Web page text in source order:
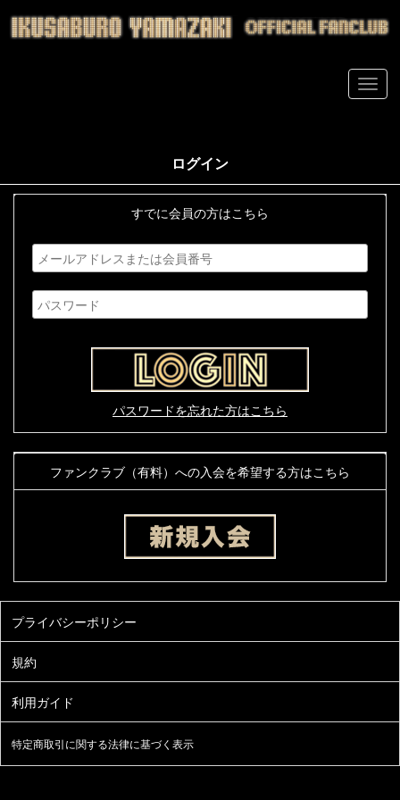
ログイン
すでに会員の方はこちら
パスワードを忘れた方はこちら
ファンクラブ（有料）への入会を希望する方はこちら
特定商取引に関する法律に基づく表示